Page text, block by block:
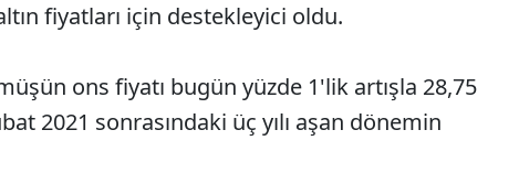
fiyatları için destekleyici oldu.
ons fiyatı bugün yüzde 1'lik artışla 28,75
2021 sonrasındaki üç yılı aşan dönemin